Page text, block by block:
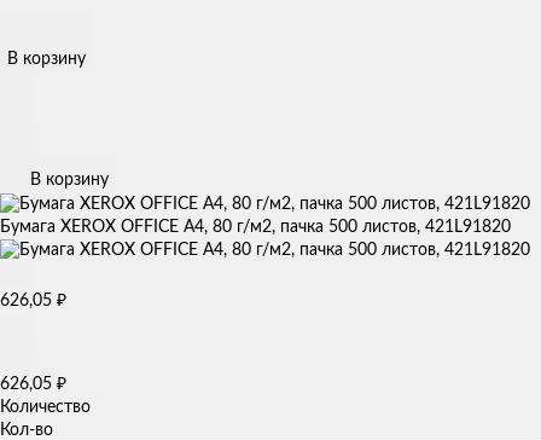
В корзину
В корзину
Бумага XEROX OFFICE А4, 80 г/м2, пачка 500 листов, 421L91820
626,05 ₽
626,05 ₽
Количество
Кол-во